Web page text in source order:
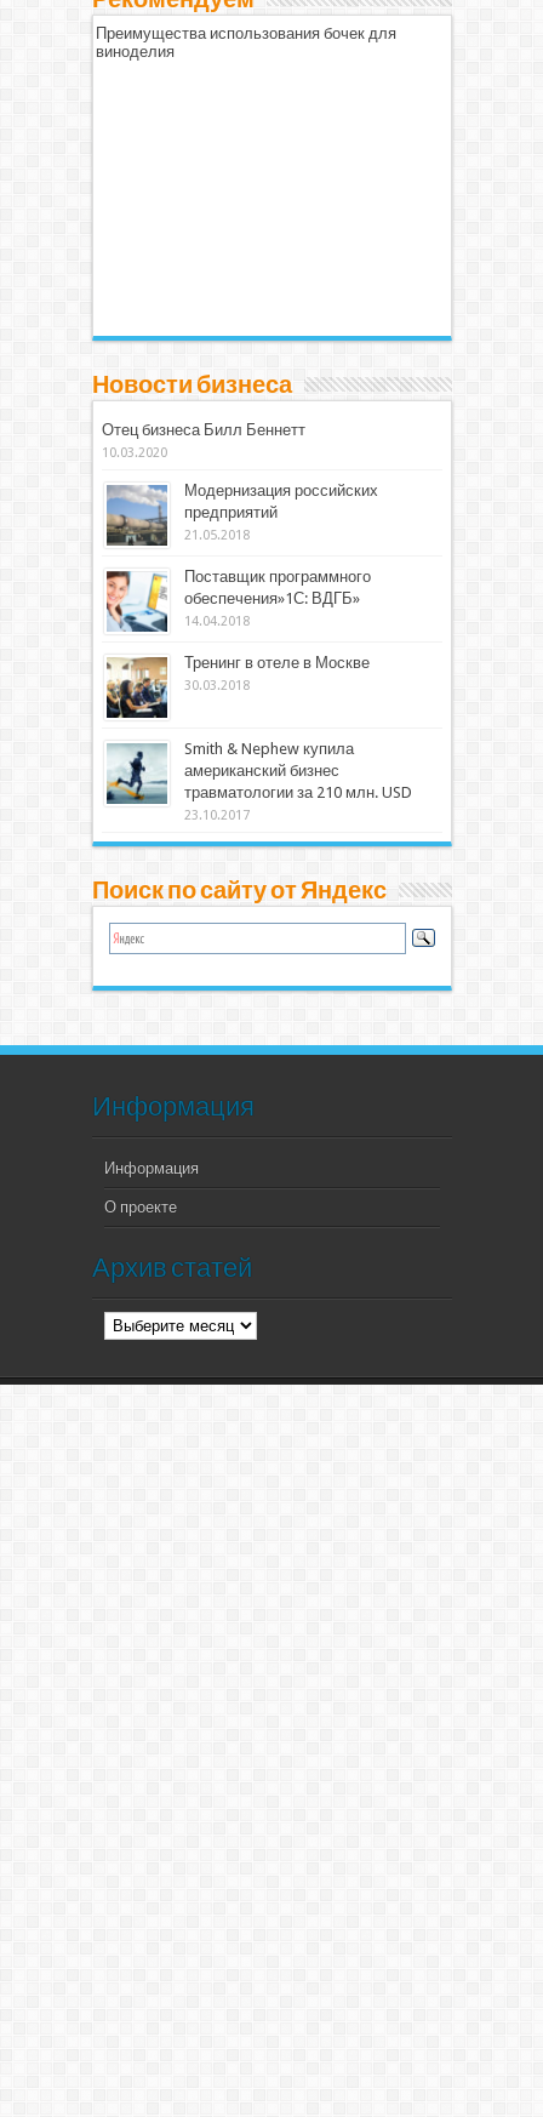
Преимущества использования бочек для
виноделия
Новости бизнеса
Отец бизнеса Билл Беннетт
10.03.2020
Модернизация российских
предприятий
21.05.2018
Поставщик программного
обеспечения»1С: ВДГБ»
14.04.2018
Тренинг в отеле в Москве
30.03.2018
Smith & Nephew купила
американский бизнес
травматологии за 210 млн. USD
23.10.2017
Поиск по сайту от Яндекс
Информация
Информация
О проекте
Архив статей
Архив
статей